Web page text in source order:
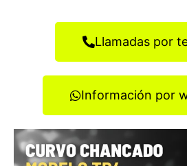
Llamadas por
Información por